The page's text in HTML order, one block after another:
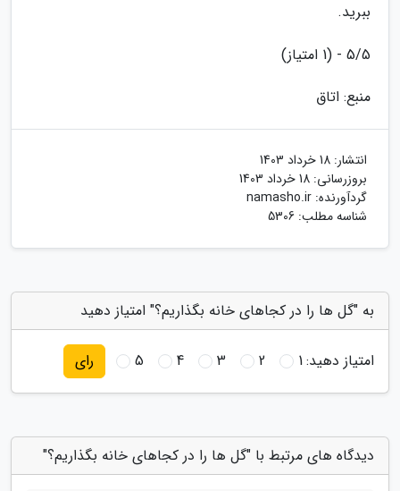
ببرید.
5/5 - (1 امتیاز)
منبع: اتاق
انتشار: 18 خرداد 1403
بروزرسانی: 18 خرداد 1403
گردآورنده: namasho.ir
شناسه مطلب: 5306
به "گل ها را در کجاهای خانه بگذاریم؟" امتیاز دهید
امتیاز دهید:1
2
3
4
5 رای
دیدگاه های مرتبط با "گل ها را در کجاهای خانه بگذاریم؟"